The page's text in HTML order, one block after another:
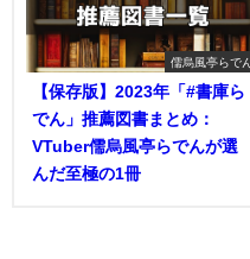
儒烏風亭らでん
【保存版】2023年「#書庫ら
でん」推薦図書まとめ：
VTuber儒烏風亭らでんが選
んだ至極の1冊